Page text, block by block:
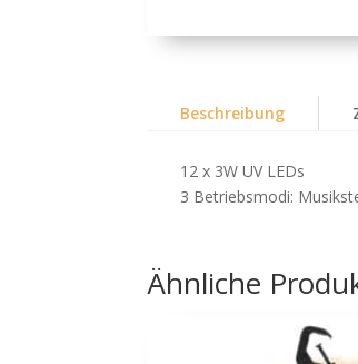
Beschreibung
12 x 3W UV LEDs
3 Betriebsmodi:
Ähnliche